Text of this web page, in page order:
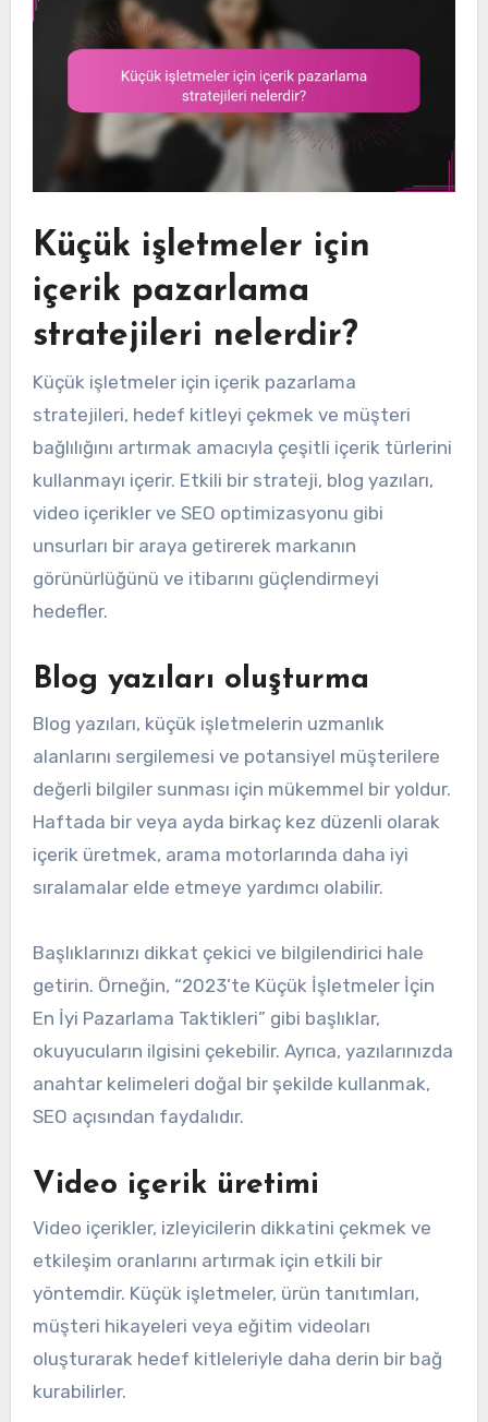
Küçük işletmeler için
içerik pazarlama
stratejileri nelerdir?
Küçük işletmeler için içerik pazarlama
stratejileri, hedef kitleyi çekmek ve müşteri
bağlılığını artırmak amacıyla çeşitli içerik türlerini
kullanmayı içerir. Etkili bir strateji, blog yazıları,
video içerikler ve SEO optimizasyonu gibi
unsurları bir araya getirerek markanın
görünürlüğünü ve itibarını güçlendirmeyi
hedefler.
Blog yazıları oluşturma
Blog yazıları, küçük işletmelerin uzmanlık
alanlarını sergilemesi ve potansiyel müşterilere
değerli bilgiler sunması için mükemmel bir yoldur.
Haftada bir veya ayda birkaç kez düzenli olarak
içerik üretmek, arama motorlarında daha iyi
sıralamalar elde etmeye yardımcı olabilir.
Başlıklarınızı dikkat çekici ve bilgilendirici hale
getirin. Örneğin, “2023’te Küçük İşletmeler İçin
En İyi Pazarlama Taktikleri” gibi başlıklar,
okuyucuların ilgisini çekebilir. Ayrıca, yazılarınızda
anahtar kelimeleri doğal bir şekilde kullanmak,
SEO açısından faydalıdır.
Video içerik üretimi
Video içerikler, izleyicilerin dikkatini çekmek ve
etkileşim oranlarını artırmak için etkili bir
yöntemdir. Küçük işletmeler, ürün tanıtımları,
müşteri hikayeleri veya eğitim videoları
oluşturarak hedef kitleleriyle daha derin bir bağ
kurabilirler.